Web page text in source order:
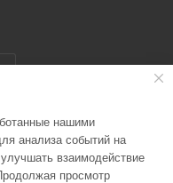
Информация о товаре,
Технические
при заказе
нашими
анализа событий на
взаимодействие
просмотр